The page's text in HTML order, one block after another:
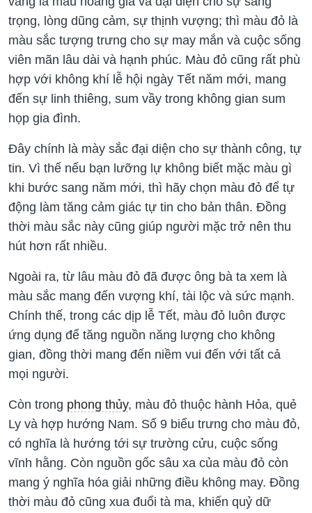
trọng, lòng dũng cảm, sự thịnh vượng; thì màu đỏ là
màu sắc tượng trưng cho sự may mắn và cuộc sống
viên mãn lâu dài và hạnh phúc. Màu đỏ cũng rất phù
hợp với không khí lễ hội ngày Tết năm mới, mang
đến sự linh thiêng, sum vầy trong không gian sum
họp gia đình.
Đây chính là mày sắc đại diện cho sự thành công, tự
tin. Vì thế nếu bạn lưỡng lự không biết mặc màu gì
khi bước sang năm mới, thì hãy chọn màu đỏ để tự
động làm tăng cảm giác tự tin cho bản thân. Đồng
thời màu sắc này cũng giúp người mặc trở nên thu
hút hơn rất nhiều.
Ngoài ra, từ lâu màu đỏ đã được ông bà ta xem là
màu sắc mang đến vượng khí, tài lộc và sức mạnh.
Chính thế, trong các dịp lễ Tết, màu đỏ luôn được
ứng dụng để tăng nguồn năng lượng cho không
gian, đồng thời mang đến niềm vui đến với tất cả
mọi người.
Còn trong phong thủy, màu đỏ thuộc hành Hỏa, quẻ
Ly và hợp hướng Nam. Số 9 biểu trưng cho màu đỏ,
có nghĩa là hướng tới sự trường cửu, cuộc sống
vĩnh hằng. Còn nguồn gốc sâu xa của màu đỏ còn
mang ý nghĩa hóa giải những điều không may. Đồng
thời màu đỏ cũng xua đuổi tà ma, khiến quỷ dữ